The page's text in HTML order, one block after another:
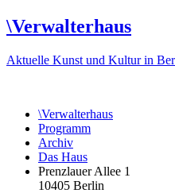
\Verwalterhaus
Aktuelle Kunst und Kultur in
\Verwalterhaus
Programm
Archiv
Das Haus
Prenzlauer Allee 1
10405 Berlin